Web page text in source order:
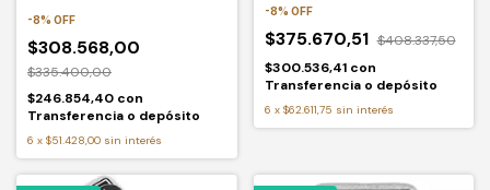
-8% OFF
$308.568,00
$335.400,00
$246.854,40 con
Transferencia o depósito
6 x $51.428,00 sin interés
-8% OFF
$375.670,51 $408.337,50
$300.536,41 con
Transferencia o depósito
6 x $62.611,75 sin interés